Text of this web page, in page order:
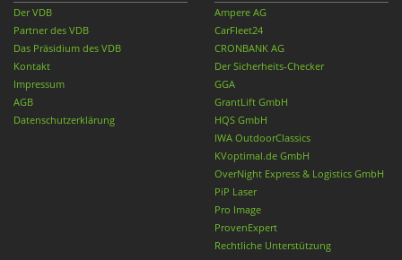
Der VDB
Partner des VDB
Das Präsidium des VDB
Kontakt
Impressum
AGB
Datenschutzerklärung
Ampere AG
CarFleet24
CRONBANK AG
Der Sicherheits-Checker
GGA
GrantLift GmbH
HQS GmbH
IWA OutdoorClassics
KVoptimal.de GmbH
OverNight Express & Logistics GmbH
PiP Laser
Pro Image
ProvenExpert
Rechtliche Unterstützung